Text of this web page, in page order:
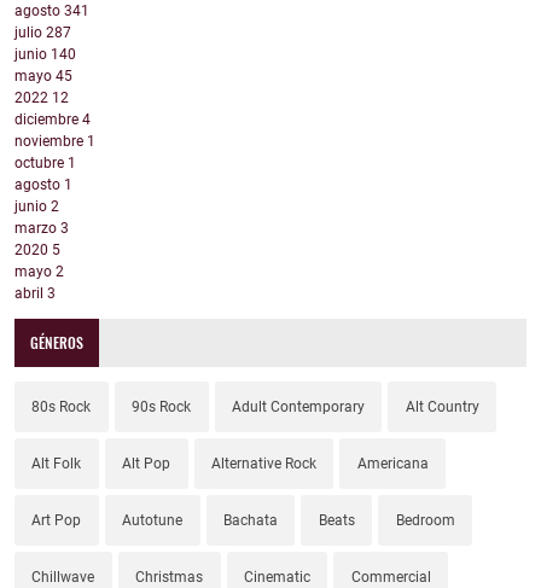
agosto 341
julio 287
junio 140
mayo 45
2022 12
diciembre 4
noviembre 1
octubre 1
agosto 1
junio 2
marzo 3
2020 5
mayo 2
abril 3
GÉNEROS
80s Rock 90s Rock Adult Contemporary Alt Country
Alt Folk Alt Pop Alternative Rock Americana
Art Pop Autotune Bachata Beats Bedroom
Chillwave Christmas Cinematic Commercial